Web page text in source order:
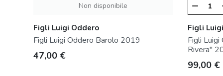
Non disponibile
Figli Luigi Oddero
Figli Luigi Oddero Barolo 2019
Prezzo
47,00 €
remove
Figli
Figli Luigi
Rivera"
Prezzo
99,00 €